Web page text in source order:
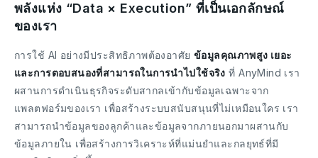
พลังแห่ง “Data × Execution” ที่เป็นเอกลักษณ์
ของเรา
การใช้ AI อย่างมีประสิทธิภาพต้องอาศัยข้อมูลคุณภาพสูง เยอะ
และการตอบสนองที่สามารถในการนำไปใช้จริง ที่ AnyMind เรา
ผสานการดำเนินธุรกิจระดับสากลเข้ากับข้อมูลเฉพาะจาก
แพลตฟอร์มของเรา เพื่อสร้างระบบสนับสนุนที่ไม่เหมือนใคร เรา
สามารถนำข้อมูลของลูกค้าและข้อมูลจากภายนอกมาผสานกับ
ข้อมูลภายใน เพื่อสร้างการวิเคราะห์ที่แม่นยำและกลยุทธ์ที่มี